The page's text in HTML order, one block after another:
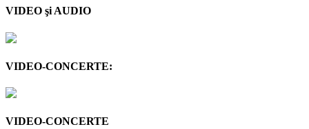
VIDEO şi AUDIO
VIDEO-CONCERTE:
VIDEO-CONCERTE